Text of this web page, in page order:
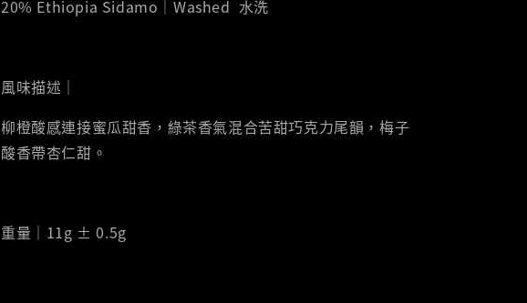
20% Ethiopia Sidamo｜Washed 水洗
風味描述｜
柳橙酸感連接蜜瓜甜香，綠茶香氣混合苦甜巧克力尾韻，梅子
酸香帶杏仁甜。
重量｜11g ± 0.5g